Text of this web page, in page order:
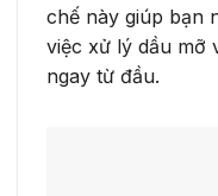
chế này giúp bạn
việc xử lý dầu mỡ
ngay từ đầu.